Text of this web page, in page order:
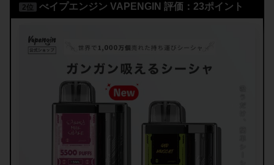
2位 べイプエンジン VAPENGIN 評価：23ポイント